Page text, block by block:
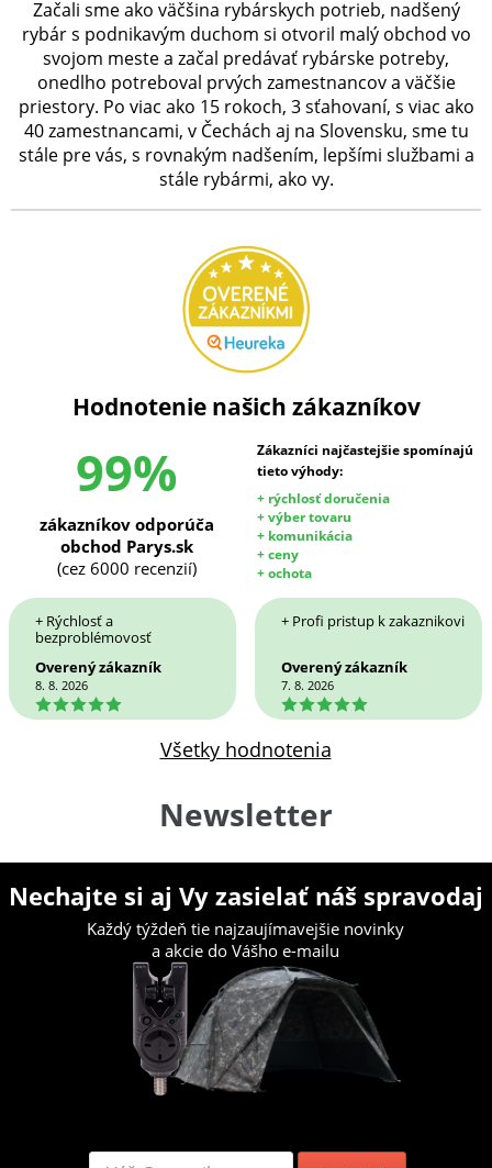
Začali sme ako väčšina rybárskych potrieb, nadšený
rybár s podnikavým duchom si otvoril malý obchod vo
svojom meste a začal predávať rybárske potreby,
onedlho potreboval prvých zamestnancov a väčšie
priestory. Po viac ako 15 rokoch, 3 sťahovaní, s viac ako
40 zamestnancami, v Čechách aj na Slovensku, sme tu
stále pre vás, s rovnakým nadšením, lepšími službami a
stále rybármi, ako vy.
Hodnotenie našich zákazníkov
99%
Zákazníci najčastejšie spomínajú
tieto výhody:
+ rýchlosť doručenia
+ výber tovaru
+ komunikácia
+ ceny
+ ochota
zákazníkov odporúča
obchod Parys.sk
(cez 6000 recenzií)
+ Rýchlosť a
bezproblémovosť
Overený zákazník
8. 8. 2026
5
+ Profi pristup k zakaznikovi
Overený zákazník
7. 8. 2026
5
Všetky hodnotenia
Newsletter
Nechajte si aj Vy zasielať náš spravodaj
Každý týždeň tie najzaujímavejšie novinky
a akcie do Vášho e-mailu